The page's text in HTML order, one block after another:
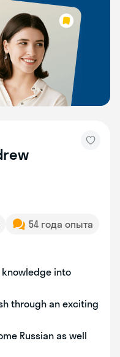
54 года опыта
into
through an exciting
Russian as well